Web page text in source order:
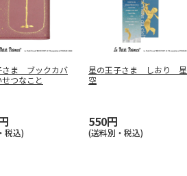
さま ブックカバ
つなこと
税込)
星の王子さま しおり 星
空
550円
(送料別・税込)